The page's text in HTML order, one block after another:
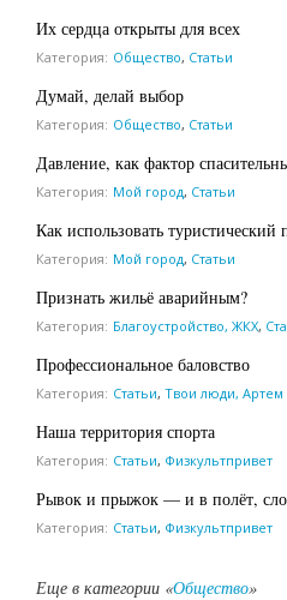
Их сердца открыты для всех
Категория: Общество, Статьи
Думай, делай выбор
Категория: Общество, Статьи
Давление, как фактор
Категория: Мой город, Статьи
Как использовать туристический
Категория: Мой город, Статьи
Признать жильё аварийным?
Категория: Благоустройство, ЖКХ,
Профессиональное баловство
Категория: Статьи, Твои люди, Артем
Наша территория спорта
Категория: Статьи, Физкультпривет
Рывок и прыжок — и в полёт,
Категория: Статьи, Физкультпривет
Еще в категории «Общество»